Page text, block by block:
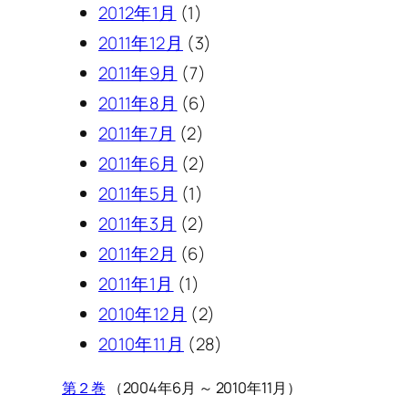
2012年1月 (1)
2011年12月 (3)
2011年9月 (7)
2011年8月 (6)
2011年7月 (2)
2011年6月 (2)
2011年5月 (1)
2011年3月 (2)
2011年2月 (6)
2011年1月 (1)
2010年12月 (2)
2010年11月 (28)
第２巻 （2004年6月 ～ 2010年11月）